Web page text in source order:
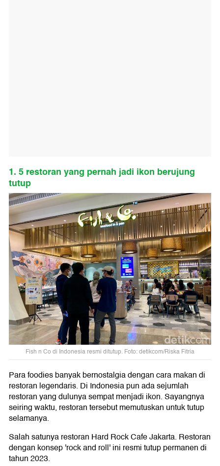
1. 5 restoran yang pernah jadi ikon berujung
tutup
Fish n Co di Indonesia resmi ditutup. Foto: detikcom/Riska Fitria
Para foodies banyak bernostalgia dengan cara makan di
restoran legendaris. Di Indonesia pun ada sejumlah
restoran yang dulunya sempat menjadi ikon. Sayangnya
seiring waktu, restoran tersebut memutuskan untuk tutup
selamanya.
Salah satunya restoran Hard Rock Cafe Jakarta. Restoran
dengan konsep 'rock and roll' ini resmi tutup permanen di
tahun 2023.